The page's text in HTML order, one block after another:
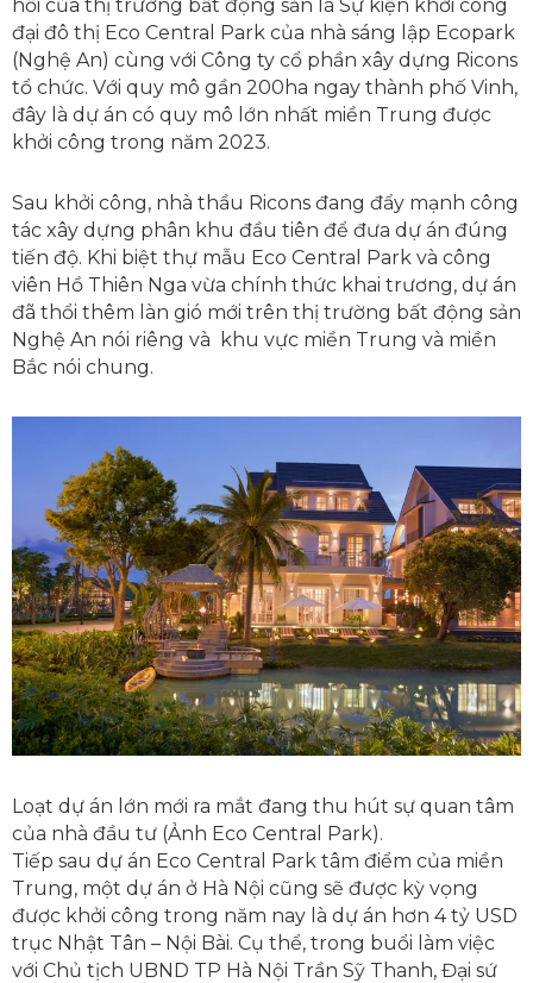
hồi của thị trường bất động sản là Sự kiện khởi công
đại đô thị Eco Central Park của nhà sáng lập Ecopark
(Nghệ An) cùng với Công ty cổ phần xây dựng Ricons
tổ chức. Với quy mô gần 200ha ngay thành phố Vinh,
đây là dự án có quy mô lớn nhất miền Trung được
khởi công trong năm 2023.
Sau khởi công, nhà thầu Ricons đang đẩy mạnh công
tác xây dựng phân khu đầu tiên để đưa dự án đúng
tiến độ. Khi biệt thự mẫu Eco Central Park và công
viên Hồ Thiên Nga vừa chính thức khai trương, dự án
đã thổi thêm làn gió mới trên thị trường bất động sản
Nghệ An nói riêng và khu vực miền Trung và miền
Bắc nói chung.
Loạt dự án lớn mới ra mắt đang thu hút sự quan tâm
của nhà đầu tư (Ảnh Eco Central Park).
Tiếp sau dự án Eco Central Park tâm điểm của miền
Trung, một dự án ở Hà Nội cũng sẽ được kỳ vọng
được khởi công trong năm nay là dự án hơn 4 tỷ USD
trục Nhật Tân – Nội Bài. Cụ thể, trong buổi làm việc
với Chủ tịch UBND TP Hà Nội Trần Sỹ Thanh, Đại sứ